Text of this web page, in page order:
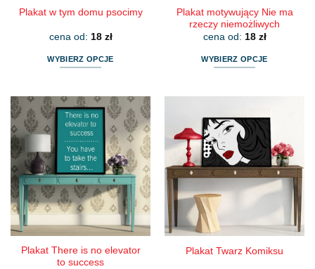
Plakat w tym domu psocimy
cena od: 18 zł
WYBIERZ OPCJE
ma
wiele
wariantów.
Opcje
można
wybrać
na
stronie
produktu
Plakat motywujący Nie ma
rzeczy niemożliwych
cena od: 18 zł
WYBIERZ OPCJE
wiele
wariantów.
Opcje
można
wybrać
produktu
Plakat There is no elevator
to success
Plakat Twarz Komiksu